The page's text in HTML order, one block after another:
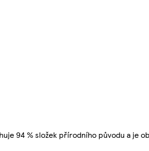
94 % složek přírodního původu a je